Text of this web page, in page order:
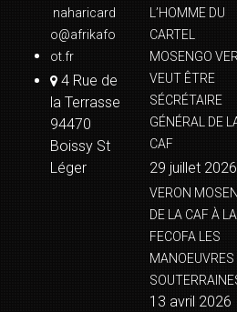
naharicard
o@afrikafo
ot.fr
4 Rue de
la Terrasse
94470
Boissy St
Léger
L’HOMME DU
CARTEL
MOSENGO
VEUT ÊTRE
SÉCRÉTAIRE
GÉNÉRAL DE
CAF
29 juillet 2026
VERON
DE LA CAF À LA
FECOFA LES
MANOEUVRES
13 avril 2026